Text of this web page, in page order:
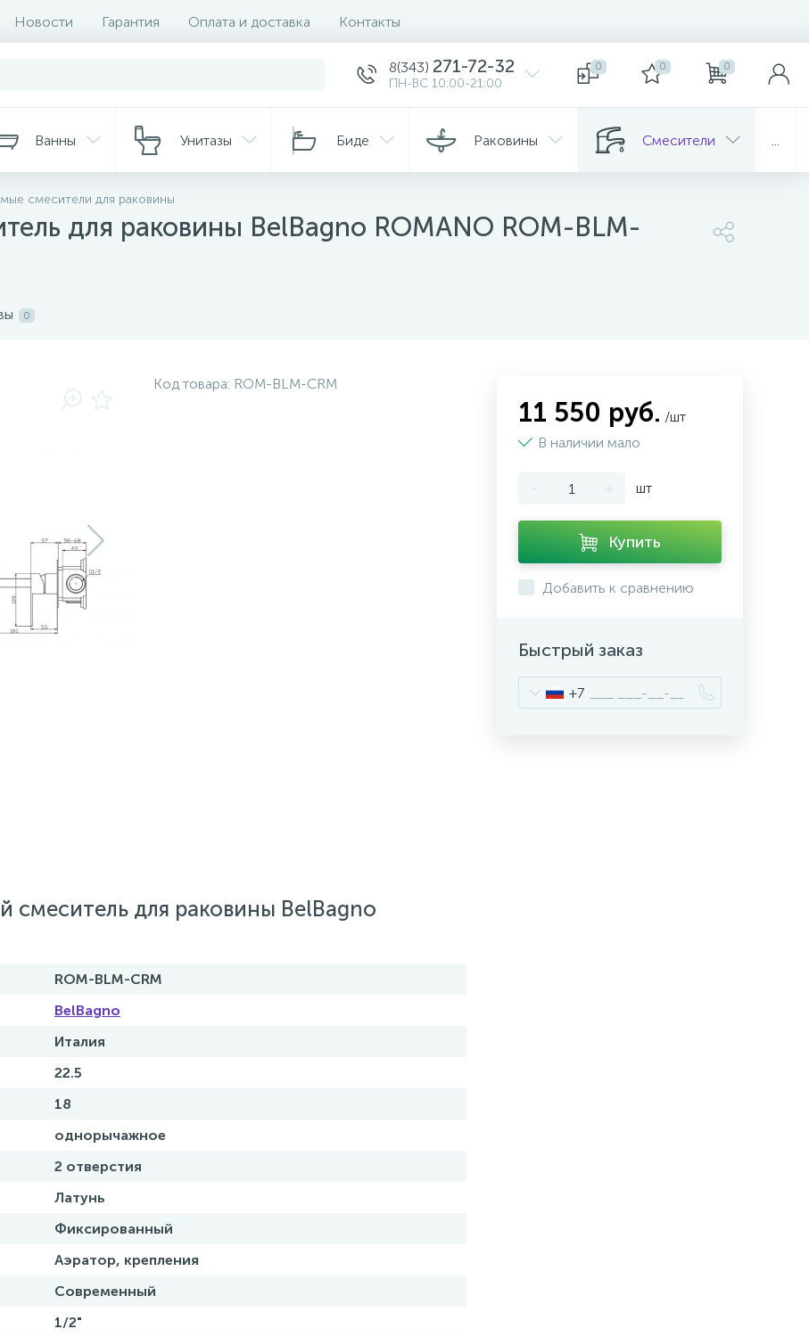
Новости Гарантия Оплата и доставка Контакты
8(343) 271-72-32
ПН-ВС 10:00-21:00
0 0 0
Ванны Унитазы Биде Раковины Смесители
смесители для раковины
для раковины BelBagno ROMANO ROM-BLM-
0
Код товара: ROM-BLM-CRM
смеситель для раковины BelBagno
ROM-BLM-CRM
BelBagno
Италия
22.5
18
однорычажное
2 отверстия
Латунь
Фиксированный
Аэратор, крепления
Современный
1/2"
11 550 руб. /шт
В наличии мало
- + шт
Купить
Добавить к сравнению
Быстрый заказ
+7